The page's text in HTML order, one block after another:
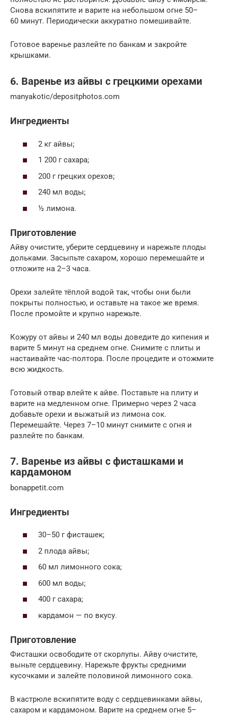
Снова вскипятите и варите на небольшом огне 50–
60 минут. Периодически аккуратно помешивайте.
Готовое варенье разлейте по банкам и закройте
крышками.
6. Варенье из айвы с грецкими орехами
manyakotic/depositphotos.com
Ингредиенты
2 кг айвы;
1 200 г сахара;
200 г грецких орехов;
240 мл воды;
½ лимона.
Приготовление
Айву очистите, уберите сердцевину и нарежьте плоды
дольками. Засыпьте сахаром, хорошо перемешайте и
отложите на 2–3 часа.
Орехи залейте тёплой водой так, чтобы они были
покрыты полностью, и оставьте на такое же время.
После промойте и крупно нарежьте.
Кожуру от айвы и 240 мл воды доведите до кипения и
варите 5 минут на среднем огне. Снимите с плиты и
настаивайте час‑полтора. После процедите и отожмите
всю жидкость.
Готовый отвар влейте к айве. Поставьте на плиту и
варите на медленном огне. Примерно через 2 часа
добавьте орехи и выжатый из лимона сок.
Перемешайте. Через 7–10 минут снимите с огня и
разлейте по банкам.
7. Варенье из айвы с фисташками и
кардамоном
bonappetit.com
Ингредиенты
30–50 г фисташек;
2 плода айвы;
60 мл лимонного сока;
600 мл воды;
400 г сахара;
кардамон — по вкусу.
Приготовление
Фисташки освободите от скорлупы. Айву очистите,
выньте сердцевину. Нарежьте фрукты средними
кусочками и залейте половиной лимонного сока.
В кастрюле вскипятите воду с сердцевинками айвы,
сахаром и кардамоном. Варите на среднем огне 5–